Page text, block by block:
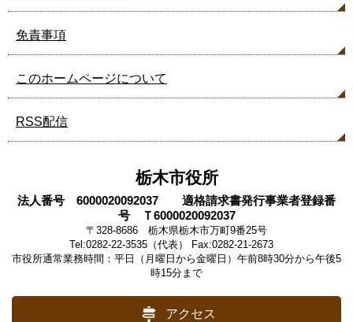
免責事項
このホームページについて
RSS配信
栃木市役所
法人番号 6000020092037 適格請求書発行事業者登録番
号 Ｔ6000020092037
〒328-8686 栃木県栃木市万町9番25号
Tel:0282-22-3535（代表） Fax:0282-21-2673
市役所通常業務時間：平日（月曜日から金曜日）午前8時30分から午後5
時15分まで
アクセス